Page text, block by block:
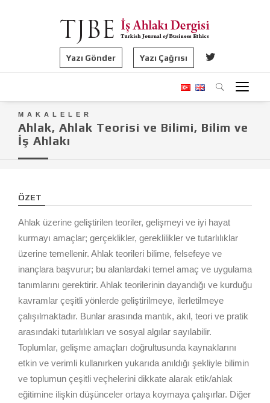
Yazı Gönder Yazı Çağrısı
MAKALELER
Ahlak, Ahlak Teorisi ve Bilimi, Bilim ve
İş Ahlakı
ÖZET
Ahlak üzerine geliştirilen teoriler, gelişmeyi ve iyi hayat
kurmayı amaçlar; gerçeklikler, gereklilikler ve tutarlılıklar
üzerine temellenir. Ahlak teorileri bilime, felsefeye ve
inançlara başvurur; bu alanlardaki temel amaç ve uygulama
tanımlarını gerektirir. Ahlak teorilerinin dayandığı ve kurduğu
kavramlar çeşitli yönlerde geliştirilmeye, ilerletilmeye
çalışılmaktadır. Bunlar arasında mantık, akıl, teori ve pratik
arasındaki tutarlılıkları ve sosyal algılar sayılabilir.
Toplumlar, gelişme amaçları doğrultusunda kaynaklarını
etkin ve verimli kullanırken yukarıda anıldığı şekliyle bilimin
ve toplumun çeşitli veçhelerini dikkate alarak etik/ahlak
eğitimine ilişkin düşünceler ortaya koymaya çalışırlar. Diğer